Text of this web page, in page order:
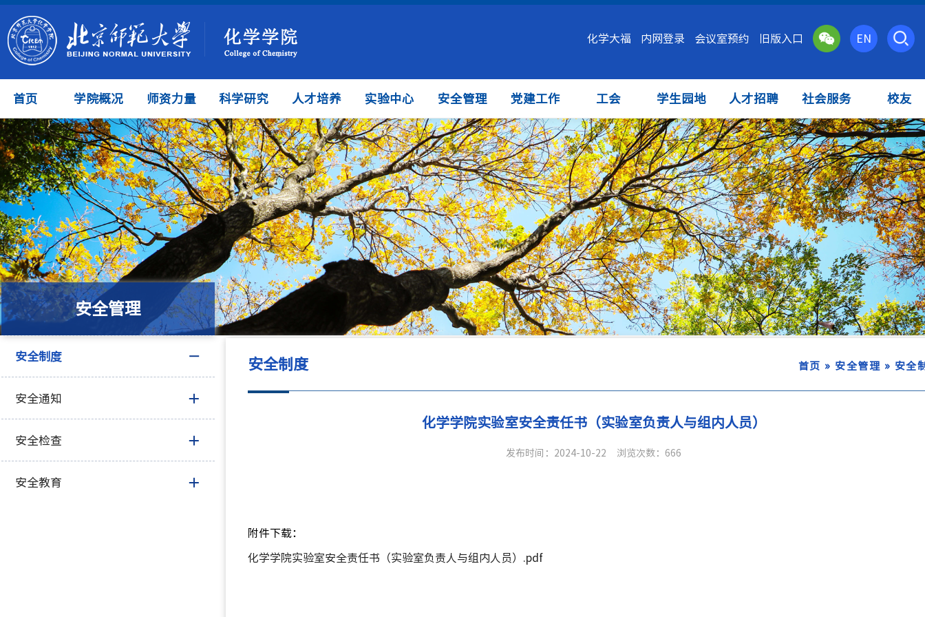
首页 学院概况 师资力量 科学研究 人才培养 实验中心 安全管理 党建工作 工会 学生园地 人才招聘 社会服务 校友
化学大福 内网登录 会议室预约 旧版入口 EN
安全管理
安全制度
安全通知
安全检查
安全教育
安全制度 首页 » 安全管理 » 安全
化学学院实验室安全责任书（实验室负责人与组内人员）
发布时间：2024-10-22 浏览次数：666
附件下载：
化学学院实验室安全责任书（实验室负责人与组内人员）.pdf